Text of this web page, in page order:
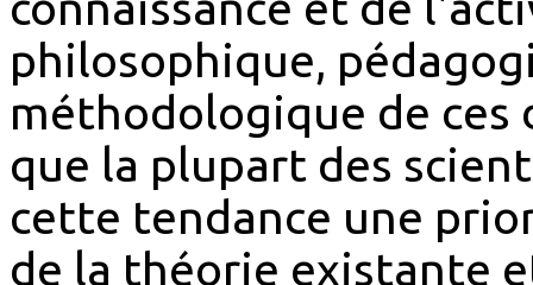
philosophique,
méthodologique de ces
que la plupart des
cette tendance une
de la théorie existante